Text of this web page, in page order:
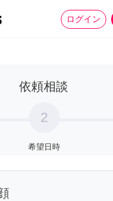
ログイン
家事
依頼相談
2
希望日時